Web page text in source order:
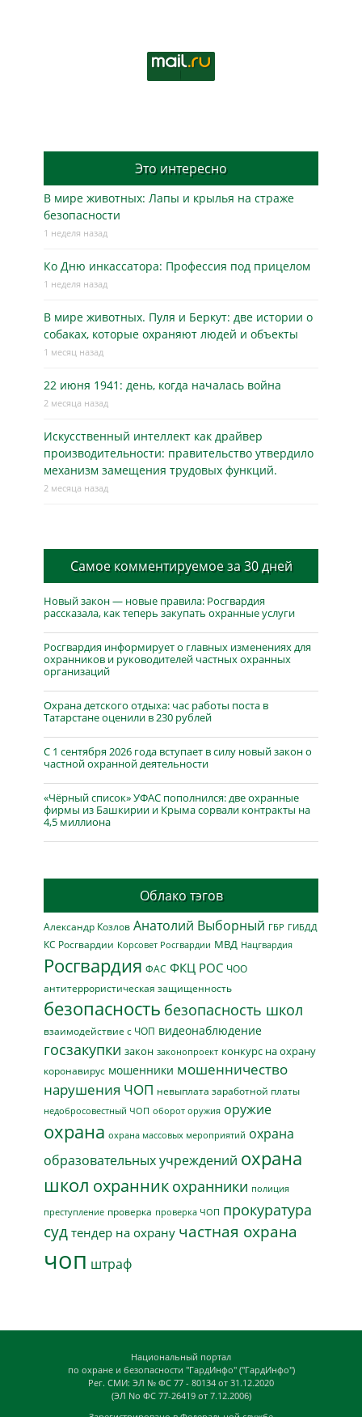
Это интересно
В мире животных: Лапы и крылья на страже
безопасности
1 неделя назад
Ко Дню инкассатора: Профессия под прицелом
1 неделя назад
В мире животных. Пуля и Беркут: две истории о
собаках, которые охраняют людей и объекты
1 месяц назад
22 июня 1941: день, когда началась война
2 месяца назад
Искусственный интеллект как драйвер
производительности: правительство утвердило
механизм замещения трудовых функций.
2 месяца назад
Самое комментируемое за 30 дней
Новый закон — новые правила: Росгвардия
рассказала, как теперь закупать охранные услуги
Росгвардия информирует о главных изменениях для
охранников и руководителей частных охранных
организаций
Охрана детского отдыха: час работы поста в
Татарстане оценили в 230 рублей
С 1 сентября 2026 года вступает в силу новый закон о
частной охранной деятельности
«Чёрный список» УФАС пополнился: две охранные
фирмы из Башкирии и Крыма сорвали контракты на
4,5 миллиона
Облако тэгов
Александр Козлов Анатолий Выборный ГБР ГИБДД
КС Росгвардии Корсовет Росгвардии МВД Нацгвардия
Росгвардия ФАС ФКЦ РОС ЧОО
антитеррористическая защищенность
безопасность безопасность школ
взаимодействие с ЧОП видеонаблюдение
госзакупки закон законопроект конкурс на охрану
коронавирус мошенники мошенничество
нарушения ЧОП невыплата заработной платы
недобросовестный ЧОП оборот оружия оружие
охрана охрана массовых мероприятий охрана
образовательных учреждений охрана
школ охранник охранники полиция
преступление проверка проверка ЧОП прокуратура
суд тендер на охрану частная охрана
чоп штраф
Национальный портал
по охране и безопасности "ГардИнфо" ("ГардИнфо")
Рег. СМИ: ЭЛ № ФС 77 - 80134 от 31.12.2020
(ЭЛ No ФС 77-26419 от 7.12.2006)